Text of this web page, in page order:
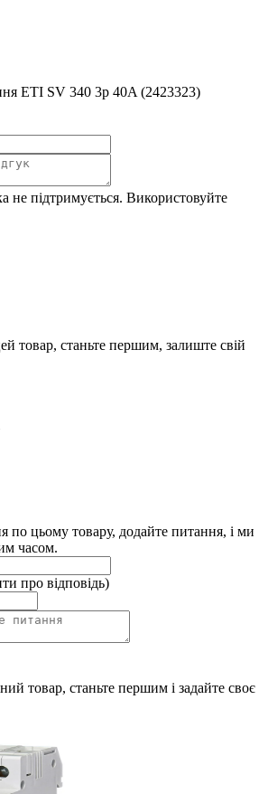
ETI SV 340 3p 40A (2423323)
не підтримується. Використовуйте
товар, станьте першим, залиште свій
по цьому товару, додайте питання, і ми
часом.
про відповідь)
товар, станьте першим і задайте своє